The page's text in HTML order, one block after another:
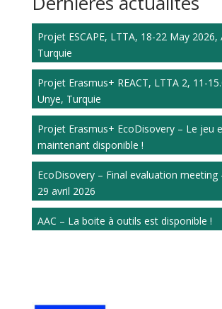
Projet ESCAPE, LTTA, 18-22 May 2026,
Turquie
Projet Erasmus+ REACT, LTTA 2, 11-
Unye, Turquie
Projet Erasmus+ EcoDisovery – Le jeu
maintenant disponible !
EcoDisovery – Final evaluation meeting
29 avril 2026
AAC – La boite à outils est disponible !